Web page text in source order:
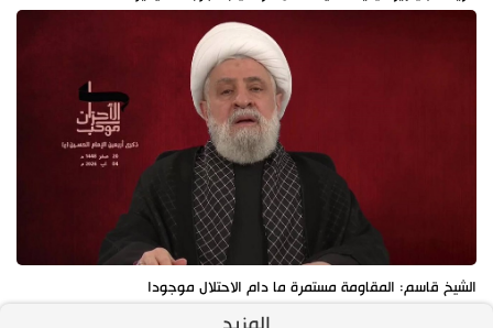
الشيخ قاسم: المقاومة مستمرة ما دام الاحتلال موجودا